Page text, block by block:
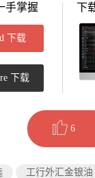
手掌握
下载
下载
下
6
工行外汇金银油